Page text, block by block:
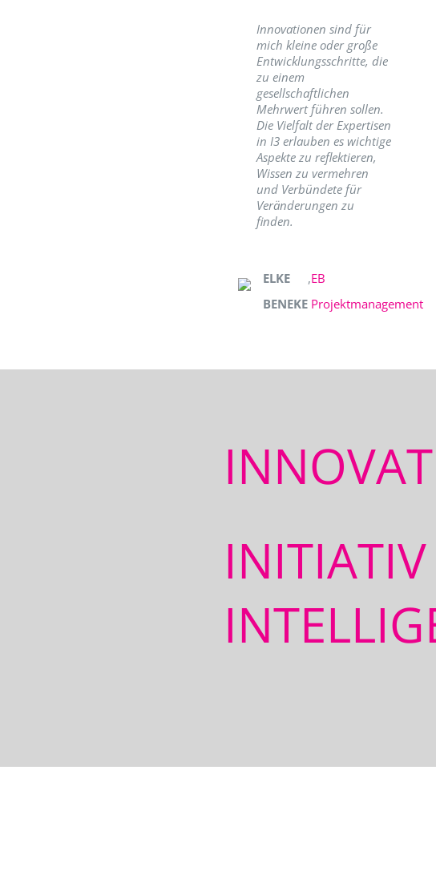
Innovationen sind für
mich kleine oder große
Entwicklungsschritte, die
zu einem
gesellschaftlichen
Mehrwert führen sollen.
Die Vielfalt der Expertisen
in I3 erlauben es wichtige
Aspekte zu reflektieren,
Wissen zu vermehren
und Verbündete für
Veränderungen zu
finden.
ELKE
BENEKE
,EB
Projektmanagement
INITIATIV